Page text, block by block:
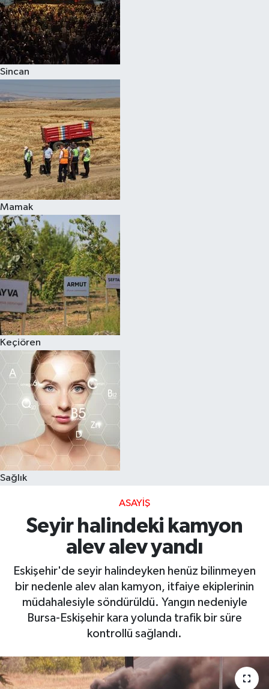
Sincan
Mamak
Keçiören
Sağlık
ASAYIŞ
Seyir halindeki kamyon
alev alev yandı
Eskişehir'de seyir halindeyken henüz bilinmeyen
bir nedenle alev alan kamyon, itfaiye ekiplerinin
müdahalesiyle söndürüldü. Yangın nedeniyle
Bursa-Eskişehir kara yolunda trafik bir süre
kontrollü sağlandı.